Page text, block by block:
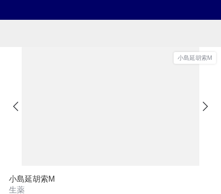
小島延胡索M
小島延胡索M
生薬